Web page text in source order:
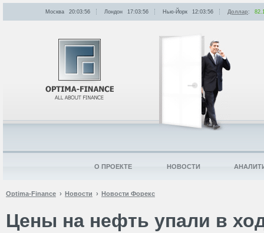
Optima-Finance Новости Новости Форекс
Цены на нефть упали в
Москва 20:03:56 Лондон 17:03:56 Нью-Йорк 12:03:56 Доллар:
О ПРОЕКТЕ НОВОСТИ